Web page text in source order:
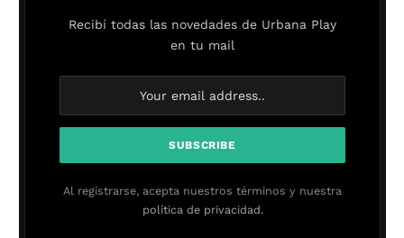
Recibí todas las novedades de Urbana Play
en tu mail
Al registrarse, acepta nuestros términos y nuestra
política de privacidad.